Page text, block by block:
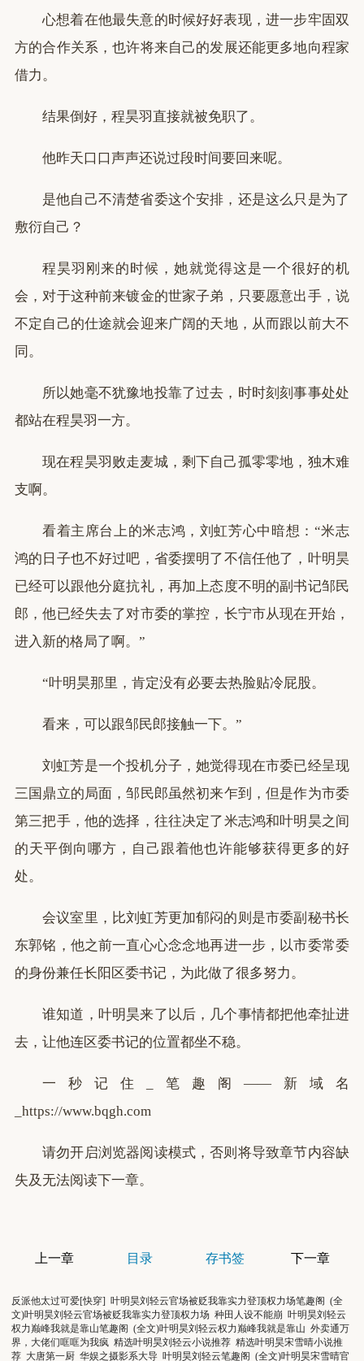
心想着在他最失意的时候好好表现，进一步牢固双
方的合作关系，也许将来自己的发展还能更多地向程家
借力。
结果倒好，程昊羽直接就被免职了。
他昨天口口声声还说过段时间要回来呢。
是他自己不清楚省委这个安排，还是这么只是为了
敷衍自己？
程昊羽刚来的时候，她就觉得这是一个很好的机
会，对于这种前来镀金的世家子弟，只要愿意出手，说
不定自己的仕途就会迎来广阔的天地，从而跟以前大不
同。
所以她毫不犹豫地投靠了过去，时时刻刻事事处处
都站在程昊羽一方。
现在程昊羽败走麦城，剩下自己孤零零地，独木难
支啊。
看着主席台上的米志鸿，刘虹芳心中暗想：“米志
鸿的日子也不好过吧，省委摆明了不信任他了，叶明昊
已经可以跟他分庭抗礼，再加上态度不明的副书记邹民
郎，他已经失去了对市委的掌控，长宁市从现在开始，
进入新的格局了啊。”
“叶明昊那里，肯定没有必要去热脸贴冷屁股。
看来，可以跟邹民郎接触一下。”
刘虹芳是一个投机分子，她觉得现在市委已经呈现
三国鼎立的局面，邹民郎虽然初来乍到，但是作为市委
第三把手，他的选择，往往决定了米志鸿和叶明昊之间
的天平倒向哪方，自己跟着他也许能够获得更多的好
处。
会议室里，比刘虹芳更加郁闷的则是市委副秘书长
东郭铭，他之前一直心心念念地再进一步，以市委常委
的身份兼任长阳区委书记，为此做了很多努力。
谁知道，叶明昊来了以后，几个事情都把他牵扯进
去，让他连区委书记的位置都坐不稳。
一秒记住_笔趣阁——新域名
_https://www.bqgh.com
请勿开启浏览器阅读模式，否则将导致章节内容缺
失及无法阅读下一章。
上一章 目录 存书签 下一章
反派他太过可爱[快穿] 叶明昊刘轻云官场被贬我靠实力登顶权力场笔趣阁 (全
文)叶明昊刘轻云官场被贬我靠实力登顶权力场 种田人设不能崩 叶明昊刘轻云
权力巅峰我就是靠山笔趣阁 (全文)叶明昊刘轻云权力巅峰我就是靠山 外卖通万
界，大佬们哐哐为我疯 精选叶明昊刘轻云小说推荐 精选叶明昊宋雪晴小说推
荐 大唐第一厨 华娱之摄影系大导 叶明昊刘轻云笔趣阁 (全文)叶明昊宋雪晴官